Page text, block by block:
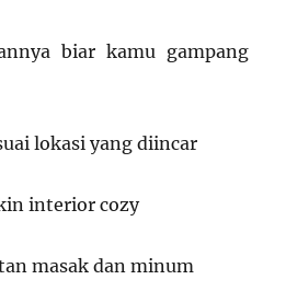
biar kamu gampang
lokasi yang diincar
interior cozy
masak dan minum